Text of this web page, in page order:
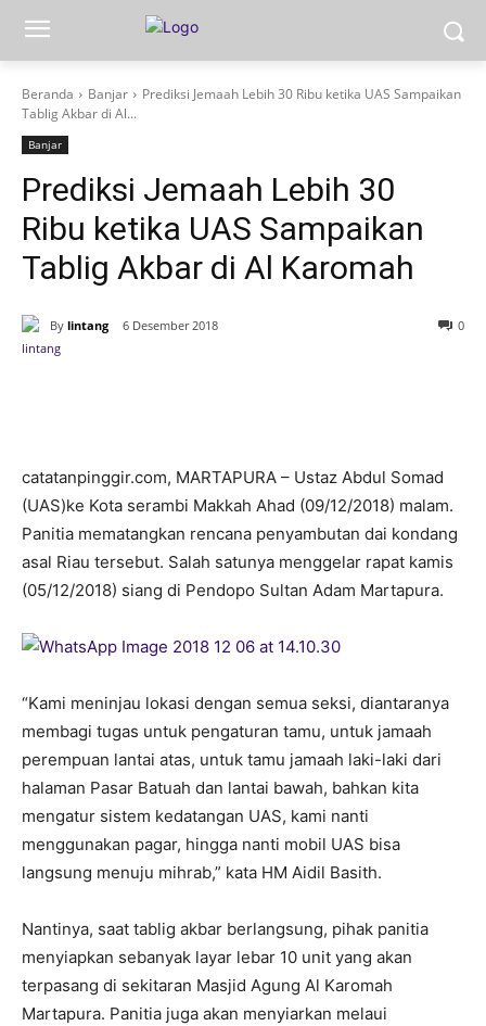
Beranda Banjar
Prediksi Jemaah Lebih 30 Ribu ketika UAS Sampaikan
Tablig Akbar di Al...
Banjar
Prediksi Jemaah Lebih 30
Ribu ketika UAS Sampaikan
Tablig Akbar di Al Karomah
By lintang 6 Desember 2018 0
catatanpinggir.com, MARTAPURA – Ustaz Abdul Somad
(UAS)ke Kota serambi Makkah Ahad (09/12/2018) malam.
Panitia mematangkan rencana penyambutan dai kondang
asal Riau tersebut. Salah satunya menggelar rapat kamis
(05/12/2018) siang di Pendopo Sultan Adam Martapura.
“Kami meninjau lokasi dengan semua seksi, diantaranya
membagi tugas untuk pengaturan tamu, untuk jamaah
perempuan lantai atas, untuk tamu jamaah laki-laki dari
halaman Pasar Batuah dan lantai bawah, bahkan kita
mengatur sistem kedatangan UAS, kami nanti
menggunakan pagar, hingga nanti mobil UAS bisa
langsung menuju mihrab,” kata HM Aidil Basith.
Nantinya, saat tablig akbar berlangsung, pihak panitia
menyiapkan sebanyak layar lebar 10 unit yang akan
terpasang di sekitaran Masjid Agung Al Karomah
Martapura. Panitia juga akan menyiarkan melaui